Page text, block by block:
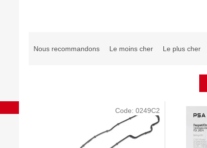
Nous recommandons Le moins cher Le plus cher
Code: 0249C2